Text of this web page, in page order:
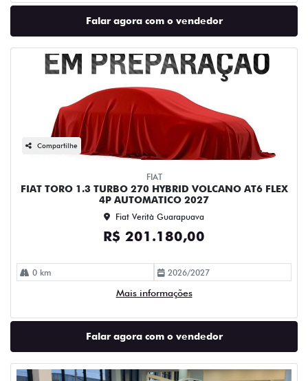
Falar agora com o vendedor
Compartilhe
FIAT
FIAT TORO 1.3 TURBO 270 HYBRID VOLCANO AT6 FLEX
4P AUTOMATICO 2027
Fiat Verità Guarapuava
R$ 201.180,00
0 km 2026/2027
Mais informações
Falar agora com o vendedor